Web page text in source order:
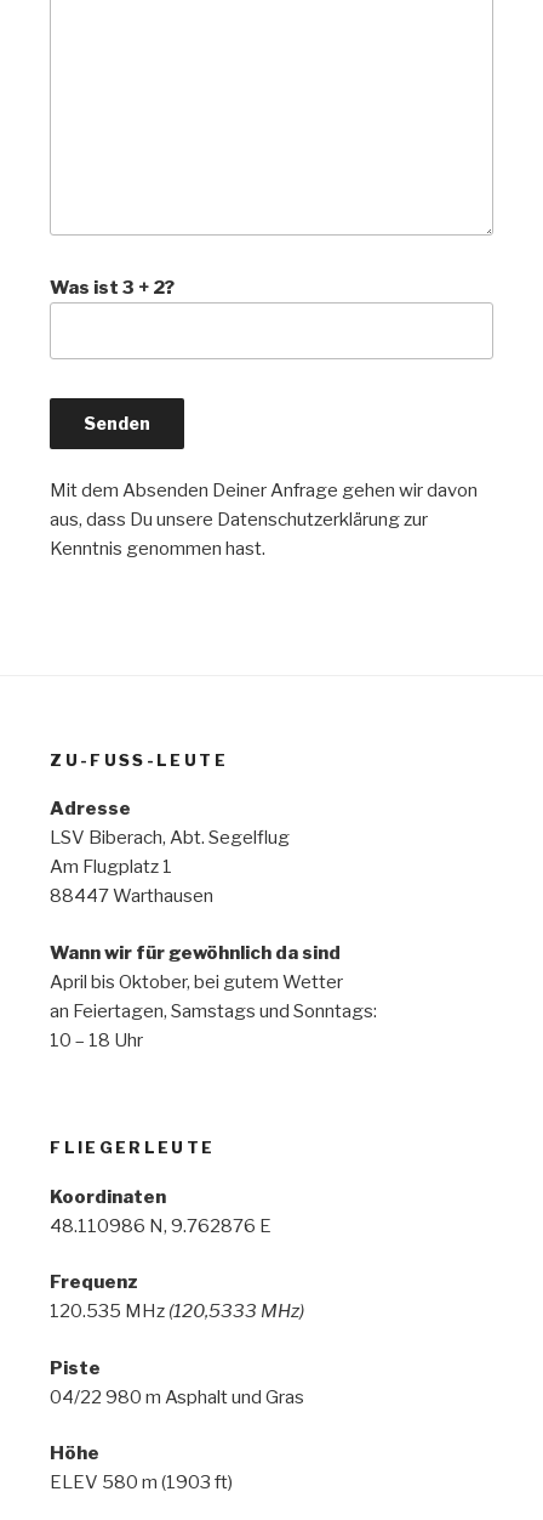
Was ist 3 + 2?
Mit dem Absenden Deiner Anfrage gehen wir davon
aus, dass Du unsere Datenschutzerklärung zur
Kenntnis genommen hast.
ZU-FUSS-LEUTE
Adresse
LSV Biberach, Abt. Segelflug
Am Flugplatz 1
88447 Warthausen
Wann wir für gewöhnlich da sind
April bis Oktober, bei gutem Wetter
an Feiertagen, Samstags und Sonntags:
10 – 18 Uhr
FLIEGERLEUTE
Koordinaten
48.110986 N, 9.762876 E
Frequenz
120.535 MHz (120,5333 MHz)
Piste
04/22 980 m Asphalt und Gras
Höhe
ELEV 580 m (1903 ft)